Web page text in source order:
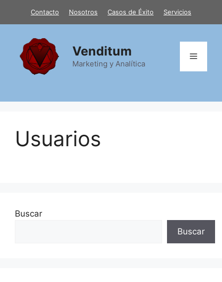
Contacto Nosotros Casos de Éxito Servicios
Venditum
Marketing y Analítica
Menú
Usuarios
Buscar
Buscar